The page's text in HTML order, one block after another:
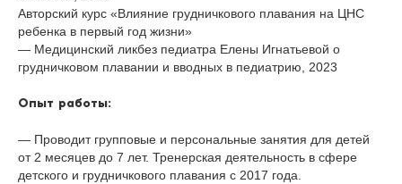
Авторский курс «Влияние грудничкового плавания на ЦНС
ребенка в первый год жизни»
— Медицинский ликбез педиатра Елены Игнатьевой о
грудничковом плавании и вводных в педиатрию, 2023
Опыт работы:
— Проводит групповые и персональные занятия для детей
от 2 месяцев до 7 лет. Тренерская деятельность в сфере
детского и грудничкового плавания с 2017 года.